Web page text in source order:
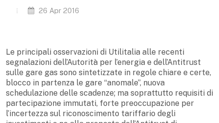
26 Apr 2016
Le principali osservazioni di Utilitalia alle recenti
segnalazioni dell’Autorità per l’energia e dell’Antitrust
sulle gare gas sono sintetizzate in regole chiare e certe,
blocco in partenza le gare “anomale”, nuova
schedulazione delle scadenze; ma soprattutto requisiti di
partecipazione immutati, forte preoccupazione per
l’incertezza sul riconoscimento tariffario degli